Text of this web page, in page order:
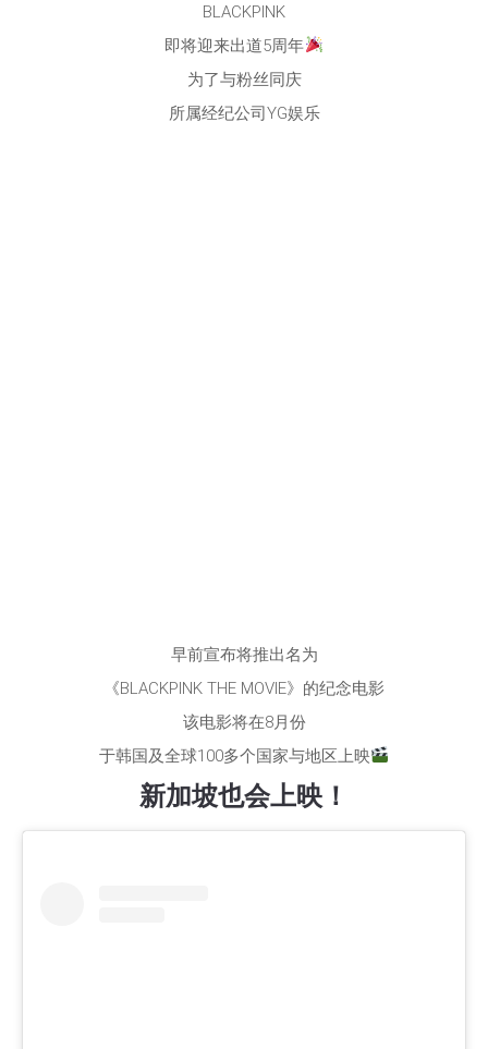
BLACKPINK
即将迎来出道5周年
为了与粉丝同庆
所属经纪公司YG娱乐
早前宣布将推出名为
《BLACKPINK THE MOVIE》的纪念电影
该电影将在8月份
于韩国及全球100多个国家与地区上映
新加坡也会上映！